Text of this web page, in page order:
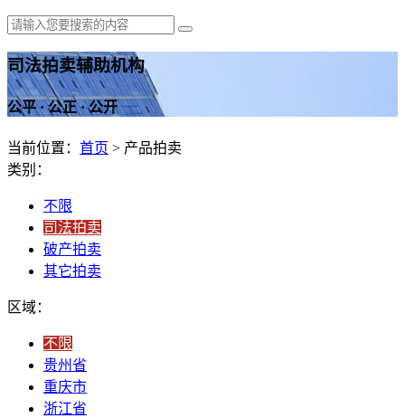
司法拍卖辅助机构
公平 · 公正 · 公开
当前位置： 首页 > 产品拍卖
类别：
不限
司法拍卖
破产拍卖
其它拍卖
区域：
不限
贵州省
重庆市
浙江省